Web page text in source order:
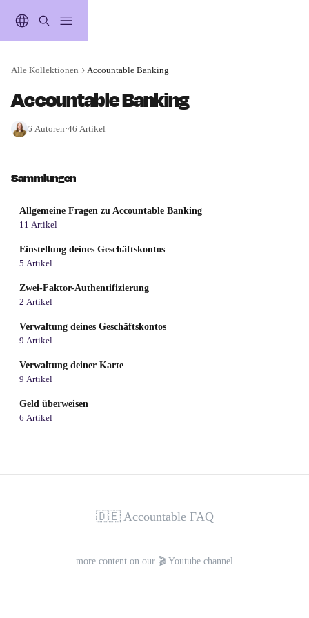
Alle Kollektionen Accountable Banking
Accountable Banking
6 Autoren·46 Artikel
Sammlungen
Allgemeine Fragen zu Accountable Banking
11 Artikel
Einstellung deines Geschäftskontos
5 Artikel
Zwei-Faktor-Authentifizierung
2 Artikel
Verwaltung deines Geschäftskontos
9 Artikel
Verwaltung deiner Karte
9 Artikel
Geld überweisen
6 Artikel
🇩🇪 Accountable FAQ
more content on our 🎬 Youtube channel